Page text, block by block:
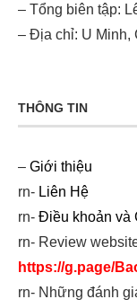
– Tổng biên tập:
– Địa chỉ: U Minh,
THÔNG TIN
– Giới thiệu
rn- Liên Hệ
rn- Điều khoản và
rn- Review
https://g.page/
rn- Những đánh